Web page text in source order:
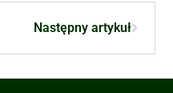
Następny artykuł